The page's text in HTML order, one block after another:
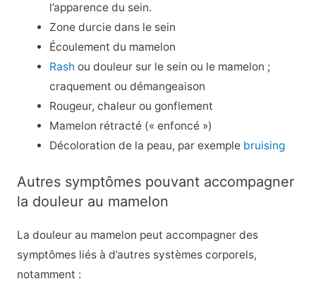
l’apparence du sein.
Zone durcie dans le sein
Écoulement du mamelon
Rash ou douleur sur le sein ou le mamelon ;
craquement ou démangeaison
Rougeur, chaleur ou gonflement
Mamelon rétracté (« enfoncé »)
Décoloration de la peau, par exemple bruising
Autres symptômes pouvant accompagner
la douleur au mamelon
La douleur au mamelon peut accompagner des
symptômes liés à d’autres systèmes corporels,
notamment :